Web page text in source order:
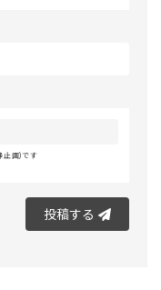
画)です
投稿する